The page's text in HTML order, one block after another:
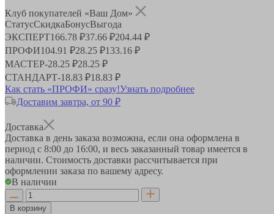
Клуб покупателей «Ваш Дом»
СтатусСкидкаБонусВыгода
ЭКСПЕРТ166.78 ₽37.66 ₽204.44 ₽
ПРОФИ104.91 ₽28.25 ₽133.16 ₽
МАСТЕР-28.25 ₽28.25 ₽
СТАНДАРТ-18.83 ₽18.83 ₽
Как стать «ПРОФИ» сразу!Узнать подробнее
Доставим завтра, от 90 ₽
Доставка
Доставка в день заказа возможна, если она оформлена в
период с 8:00 до 16:00, и весь заказанный товар имеется в
наличии. Стоимость доставки рассчитывается при
оформлении заказа по вашему адресу.
В наличии
В корзину